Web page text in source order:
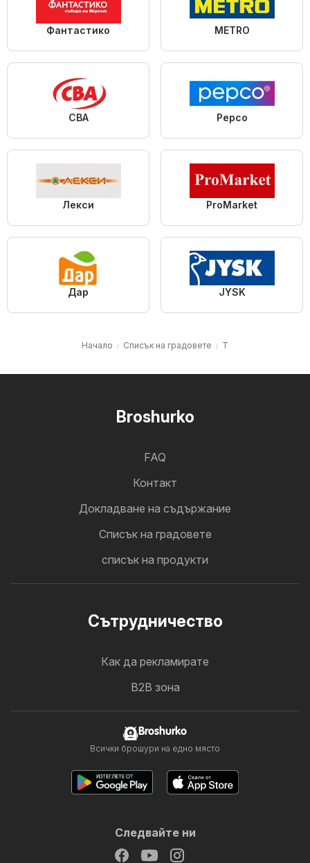
Фантастико METRO
CBA Pepco
Лекси ProMarket
Дар JYSK
Начало Cписък на градовете T
Broshurko
FAQ
Контакт
Докладване на съдържание
Cписък на градовете
списък на продукти
Cътрудничество
Как да рекламирате
B2B зона
Broshurko
Всички брошури на едно място
Следвайте ни